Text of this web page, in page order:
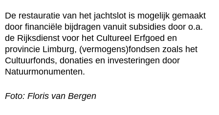
De restauratie van het jachtslot is mogelijk gemaakt
door financiële bijdragen vanuit subsidies door o.a.
de Rijksdienst voor het Cultureel Erfgoed en
provincie Limburg, (vermogens)fondsen zoals het
Cultuurfonds, donaties en investeringen door
Natuurmonumenten.
Foto: Floris van Bergen